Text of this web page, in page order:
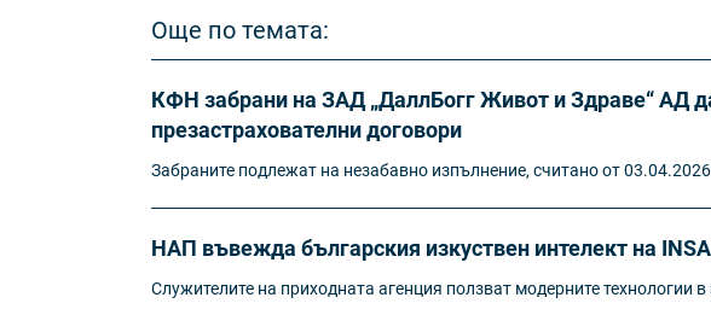
Още по темата:
КФН забрани на ЗАД „ДаллБогг Живот и Здраве“ АД
презастрахователни договори
Забраните подлежат на незабавно изпълнение, считано от 03.04.2026
НАП въвежда българския изкуствен интелект на
Служителите на приходната агенция ползват модерните технологии